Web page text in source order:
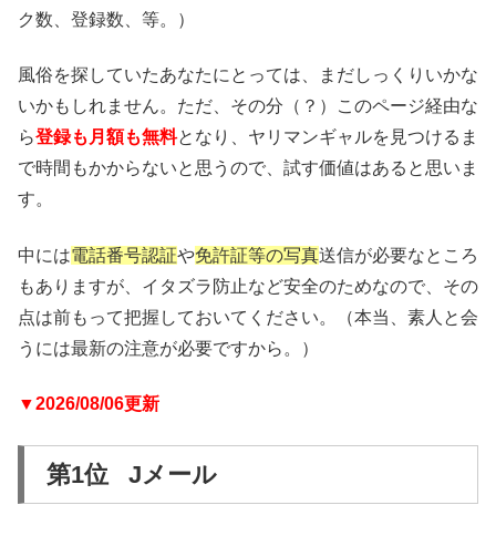
ク数、登録数、等。）
風俗を探していたあなたにとっては、まだしっくりいかな
いかもしれません。ただ、その分（？）このページ経由な
ら登録も月額も無料となり、ヤリマンギャルを見つけるま
で時間もかからないと思うので、試す価値はあると思いま
す。
中には電話番号認証や免許証等の写真送信が必要なところ
もありますが、イタズラ防止など安全のためなので、その
点は前もって把握しておいてください。（本当、素人と会
うには最新の注意が必要ですから。）
▼2026/08/06更新
第1位 Jメール